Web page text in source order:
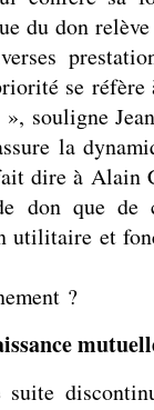
du don
se réfère
souligne
la
dire à Alain
don que de
utilitaire et
?